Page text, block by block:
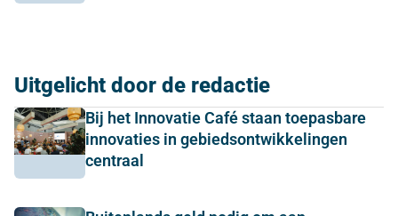
Uitgelicht door de redactie
Bij het Innovatie Café staan toepasbare
innovaties in gebiedsontwikkelingen
centraal